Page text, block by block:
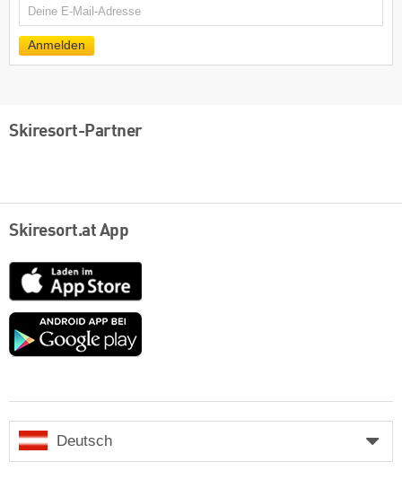
E-
Anmelden
Skiresort-Partner
Skiresort.at App
App
Store
Google
Deutsch